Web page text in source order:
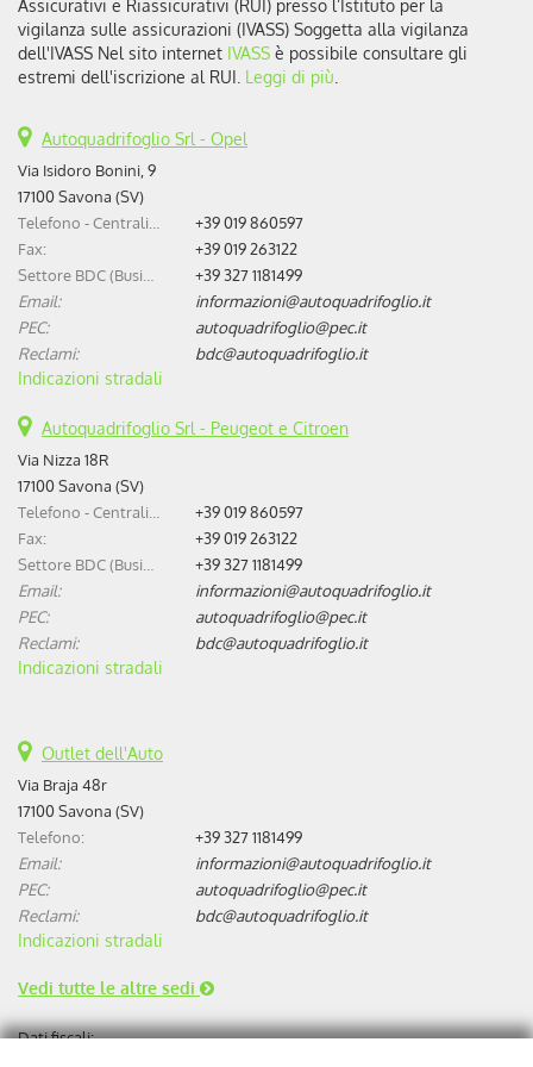
Assicurativi e Riassicurativi (RUI) presso l’Istituto per la
vigilanza sulle assicurazioni (IVASS) Soggetta alla vigilanza
dell'IVASS Nel sito internet IVASS è possibile consultare gli
estremi dell'iscrizione al RUI. Leggi di più
Autoquadrifoglio Srl - Opel
Via Isidoro Bonini, 9
17100 Savona (SV)
+39 019 860597
Fax:
+39 019 263122
+39 327 1181499
Email:
informazioni@autoquadrifoglio.it
PEC:
autoquadrifoglio@pec.it
Reclami:
bdc@autoquadrifoglio.it
Indicazioni stradali
Autoquadrifoglio Srl - Peugeot e Citroen
Via Nizza 18R
17100 Savona (SV)
+39 019 860597
Fax:
+39 019 263122
+39 327 1181499
Email:
informazioni@autoquadrifoglio.it
PEC:
autoquadrifoglio@pec.it
Reclami:
bdc@autoquadrifoglio.it
Indicazioni stradali
Outlet dell'Auto
Via Braja 48r
17100 Savona (SV)
Telefono:
+39 327 1181499
Email:
informazioni@autoquadrifoglio.it
PEC:
autoquadrifoglio@pec.it
Reclami:
bdc@autoquadrifoglio.it
Indicazioni stradali
Vedi tutte le altre sedi
Dati fiscali: